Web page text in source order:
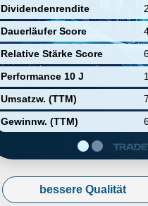
Dividendenrendite
Dauerläufer Score
Relative Stärke Score
Performance 10 J
Umsatzw. (TTM)
Gewinnw. (TTM)
Bademoden sowohl für
als auch Frauen. Unter der
aerie bietet der
Zielgruppe Mädchen
Unterwäsche und
Kosmetik- und
Die Produkte werden in
Alone-Shops und
ausgewählten American-
Geschäften und im
bessere Qualität